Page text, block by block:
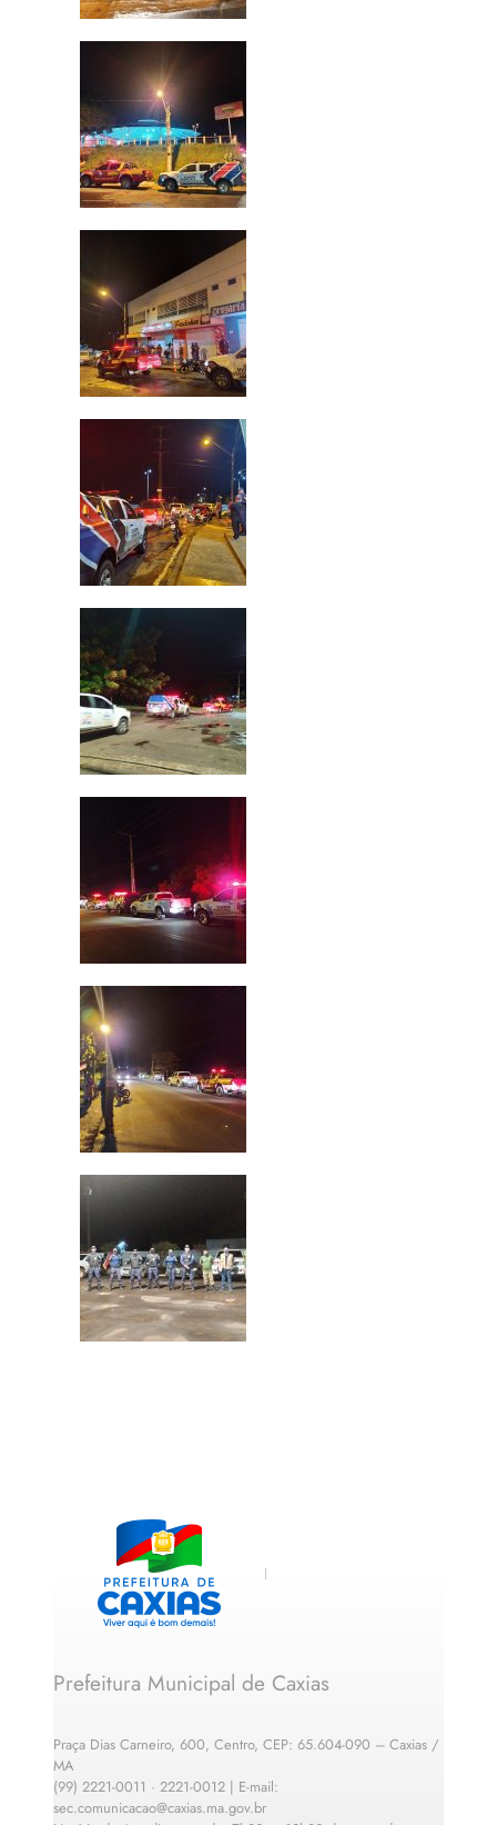
Prefeitura Municipal de Caxias
Praça Dias Carneiro, 600, Centro, CEP: 65.604-090 – Caxias /
MA
(99) 2221-0011 · 2221-0012 | E-mail:
sec.comunicacao@caxias.ma.gov.br